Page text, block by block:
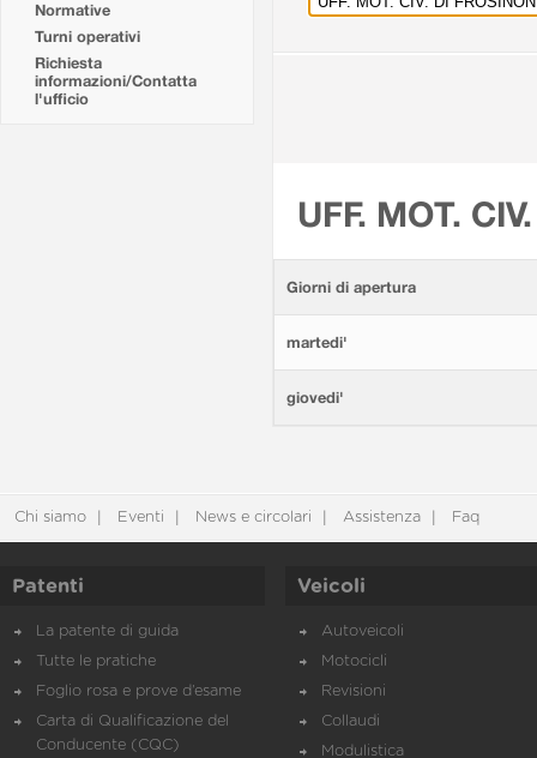
Normative
Turni operativi
Richiesta
informazioni/Contatta
l'ufficio
UFF. MOT.
Giorni di apertura
martedi'
giovedi'
Chi siamo Eventi News e circolari Assistenza Faq
Patenti
La patente di guida
Tutte le pratiche
Foglio rosa e prove d’esame
Carta di Qualificazione del
Conducente (CQC)
Veicoli
Autoveicoli
Motocicli
Revisioni
Collaudi
Modulistica